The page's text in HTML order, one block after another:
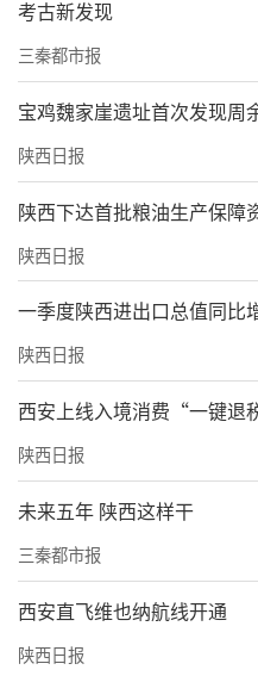
考古新发现
三秦都市报
宝鸡魏家崖遗址首次发现周
陕西日报
陕西下达首批粮油生产保障
陕西日报
一季度陕西进出口总值同比
陕西日报
西安上线入境消费“一键退
陕西日报
未来五年 陕西这样干
三秦都市报
西安直飞维也纳航线开通
陕西日报